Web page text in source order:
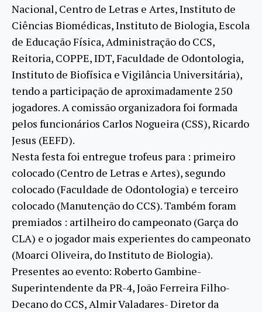
Nacional, Centro de Letras e Artes, Instituto de
Ciências Biomédicas, Instituto de Biologia, Escola
de Educação Física, Administração do CCS,
Reitoria, COPPE, IDT, Faculdade de Odontologia,
Instituto de Biofísica e Vigilância Universitária),
tendo a participação de aproximadamente 250
jogadores. A comissão organizadora foi formada
pelos funcionários Carlos Nogueira (CSS), Ricardo
Jesus (EEFD).
Nesta festa foi entregue trofeus para : primeiro
colocado (Centro de Letras e Artes), segundo
colocado (Faculdade de Odontologia) e terceiro
colocado (Manutenção do CCS). Também foram
premiados : artilheiro do campeonato (Garça do
CLA) e o jogador mais experientes do campeonato
(Moarci Oliveira, do Instituto de Biologia).
Presentes ao evento: Roberto Gambine-
Superintendente da PR-4, João Ferreira Filho-
Decano do CCS, Almir Valadares- Diretor da